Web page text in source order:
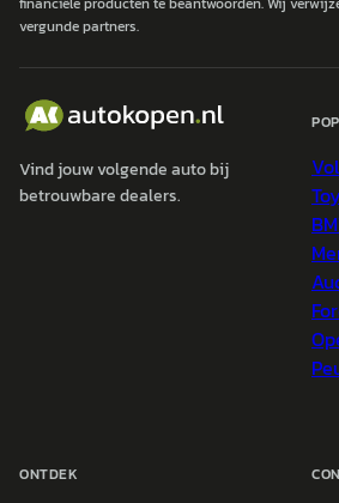
vergunde partners.
Vind jouw volgende auto bij
betrouwbare dealers.
ONTDEK